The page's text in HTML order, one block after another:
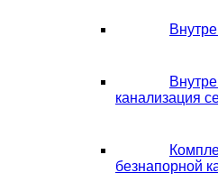
канализация
безнапорной